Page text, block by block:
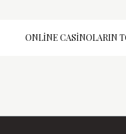
ONLINE CASINOLARIN